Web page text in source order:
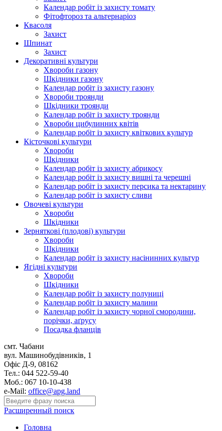
Календар робіт із захисту томату
Фітофтороз та альтернаріоз
Квасоля
Захист
Шпинат
Захист
Декоративні культури
Хвороби газону
Шкідники газону
Календар робіт із захисту газону
Хвороби троянди
Шкідники троянди
Календар робіт із захисту троянди
Хвороби цибулинних квітів
Календар робіт із захисту квіткових культур
Кісточкові культури
Хвороби
Шкідники
Календар робіт із захисту абрикосу
Календар робіт із захисту вишні та черешні
Календар робіт із захисту персика та нектарину
Календар робіт із захисту сливи
Овочеві культури
Хвороби
Шкідники
Зерняткові (плодові) культури
Хвороби
Шкідники
Календар робіт із захисту насінинних культур
Ягідні культури
Хвороби
Шкідники
Календар робіт із захисту полуниці
Календар робіт із захисту малини
Календар робіт із захисту чорної смородини,
порічки, аґрусу
Посадка фланців
смт. Чабани
вул. Машинобудівників, 1
Офіс Д-9, 08162
Тел.: 044 522-59-40
Моб.: 067 10-10-438
e-Mail: office@apg.land
Расширенный поиск
Головна